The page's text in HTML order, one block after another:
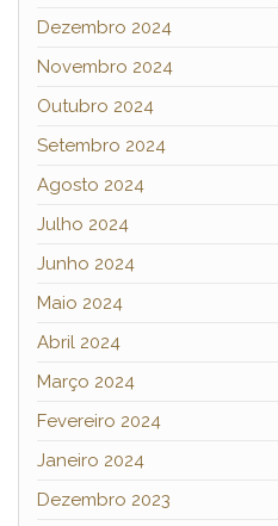
Dezembro 2024
Novembro 2024
Outubro 2024
Setembro 2024
Agosto 2024
Julho 2024
Junho 2024
Maio 2024
Abril 2024
Março 2024
Fevereiro 2024
Janeiro 2024
Dezembro 2023